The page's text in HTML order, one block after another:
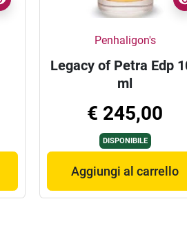
Penhaligon's
Legacy of Petra Edp
ml
€ 245,00
DISPONIBILE
Aggiungi al carrello